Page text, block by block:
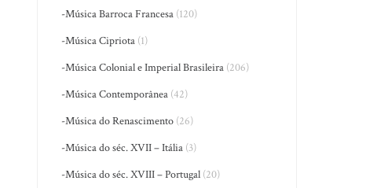
-Música Barroca Francesa (120)
-Música Cipriota (1)
-Música Colonial e Imperial Brasileira (206)
-Música Contemporânea (42)
-Música do Renascimento (26)
-Música do séc. XVII – Itália (3)
-Música do séc. XVIII – Portugal (20)